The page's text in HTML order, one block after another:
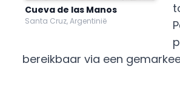
Cueva de las Manos
Santa Cruz, Argentinië
bereikbaar via een